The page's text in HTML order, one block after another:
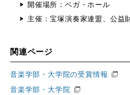
開催場所：ベガ・ホール
主催：宝塚演奏家連盟、公益
関連ページ
音楽学部・大学院の受賞情報
音楽学部・大学院